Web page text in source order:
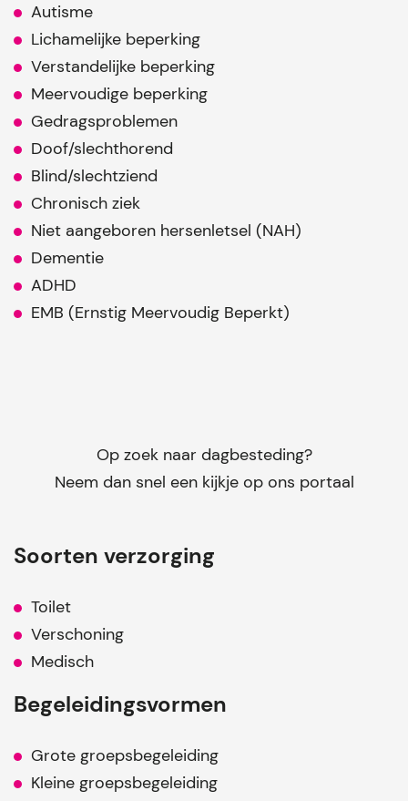
Autisme
Lichamelijke beperking
Verstandelijke beperking
Meervoudige beperking
Gedragsproblemen
Doof/slechthorend
Blind/slechtziend
Chronisch ziek
Niet aangeboren hersenletsel (NAH)
Dementie
ADHD
EMB (Ernstig Meervoudig Beperkt)
Op zoek naar dagbesteding?
Neem dan snel een kijkje op ons portaal
Soorten verzorging
Toilet
Verschoning
Medisch
Begeleidingsvormen
Grote groepsbegeleiding
Kleine groepsbegeleiding